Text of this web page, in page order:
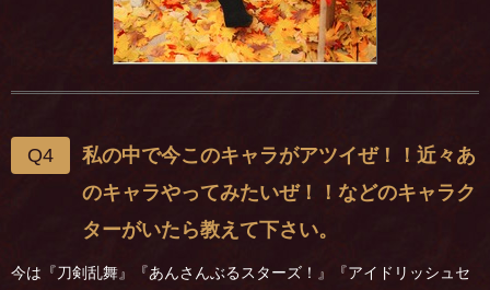
Q4
私の中で今このキャラがアツイぜ！！近々あ
のキャラやってみたいぜ！！などのキャラク
ターがいたら教えて下さい。
今は『刀剣乱舞』『あんさんぶるスターズ！』『アイドリッシュセ